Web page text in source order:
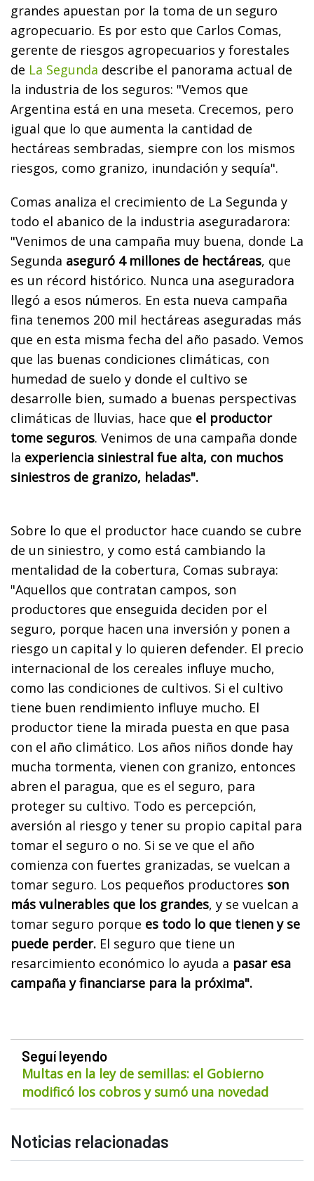
grandes apuestan por la toma de un seguro
agropecuario. Es por esto que Carlos Comas,
gerente de riesgos agropecuarios y forestales
de La Segunda describe el panorama actual de
la industria de los seguros: "Vemos que
Argentina está en una meseta. Crecemos, pero
igual que lo que aumenta la cantidad de
hectáreas sembradas, siempre con los mismos
riesgos, como granizo, inundación y sequía".
Comas analiza el crecimiento de La Segunda y
todo el abanico de la industria aseguradarora:
"Venimos de una campaña muy buena, donde La
Segunda aseguró 4 millones de hectáreas, que
es un récord histórico. Nunca una aseguradora
llegó a esos números. En esta nueva campaña
fina tenemos 200 mil hectáreas aseguradas más
que en esta misma fecha del año pasado. Vemos
que las buenas condiciones climáticas, con
humedad de suelo y donde el cultivo se
desarrolle bien, sumado a buenas perspectivas
climáticas de lluvias, hace que el productor
tome seguros. Venimos de una campaña donde
la experiencia siniestral fue alta, con muchos
siniestros de granizo, heladas".
Sobre lo que el productor hace cuando se cubre
de un siniestro, y como está cambiando la
mentalidad de la cobertura, Comas subraya:
"Aquellos que contratan campos, son
productores que enseguida deciden por el
seguro, porque hacen una inversión y ponen a
riesgo un capital y lo quieren defender. El precio
internacional de los cereales influye mucho,
como las condiciones de cultivos. Si el cultivo
tiene buen rendimiento influye mucho. El
productor tiene la mirada puesta en que pasa
con el año climático. Los años niños donde hay
mucha tormenta, vienen con granizo, entonces
abren el paragua, que es el seguro, para
proteger su cultivo. Todo es percepción,
aversión al riesgo y tener su propio capital para
tomar el seguro o no. Si se ve que el año
comienza con fuertes granizadas, se vuelcan a
tomar seguro. Los pequeños productores son
más vulnerables que los grandes, y se vuelcan a
tomar seguro porque es todo lo que tienen y se
puede perder. El seguro que tiene un
resarcimiento económico lo ayuda a pasar esa
campaña y financiarse para la próxima".
Seguí leyendo
Multas en la ley de semillas: el Gobierno
modificó los cobros y sumó una novedad
Noticias relacionadas